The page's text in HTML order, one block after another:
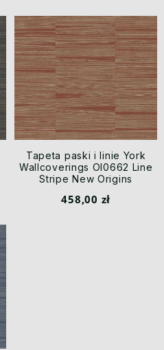
Tapeta paski i linie York
Wallcoverings OI0662 Line
Stripe New Origins
458,00 zł